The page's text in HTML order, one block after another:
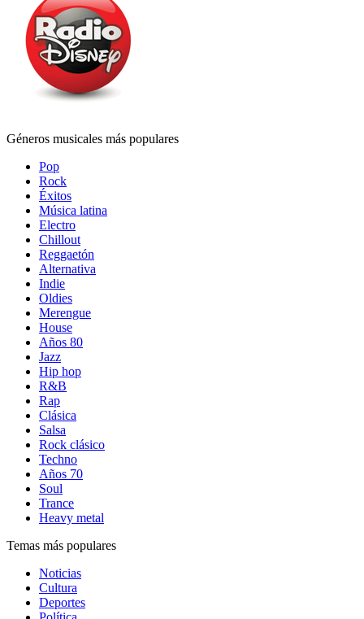
Géneros musicales más populares
Pop
Rock
Éxitos
Música latina
Electro
Chillout
Reggaetón
Alternativa
Indie
Oldies
Merengue
House
Años 80
Jazz
Hip hop
R&B
Rap
Clásica
Salsa
Rock clásico
Techno
Años 70
Soul
Trance
Heavy metal
Temas más populares
Noticias
Cultura
Deportes